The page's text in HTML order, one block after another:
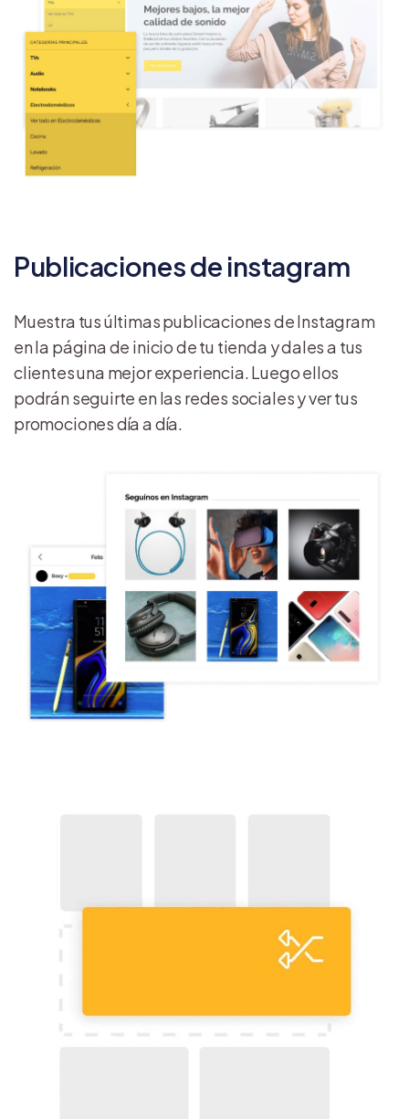
Publicaciones de instagram
Muestra tus últimas publicaciones de Instagram
en la página de inicio de tu tienda y dales a tus
clientes una mejor experiencia. Luego ellos
podrán seguirte en las redes sociales y ver tus
promociones día a día.